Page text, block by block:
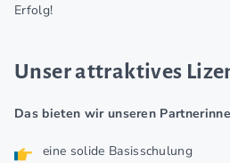
Erfolg!
Unser attraktives
Das bieten wir unseren
eine solide Basisschulung